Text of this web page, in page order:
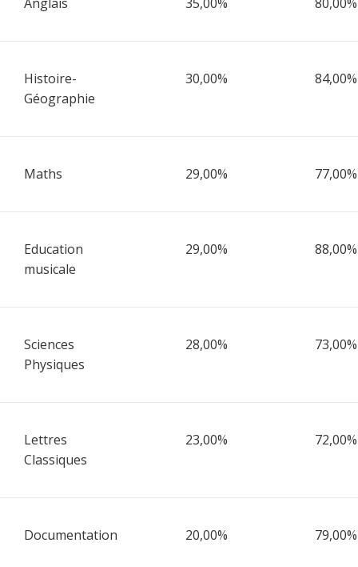
Histoire-
Géographie
30,00% 84,00%
Maths 29,00% 77,00%
Education
musicale
29,00% 88,00%
Sciences
Physiques
28,00% 73,00%
Lettres
Classiques
23,00% 72,00%
Documentation 20,00% 79,00%